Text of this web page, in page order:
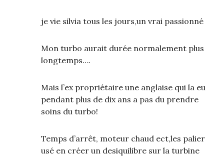
je vie silvia tous les jours,un vrai passionné
Mon turbo aurait durée normalement plus
longtemps….
Mais l’ex propriétaire une anglaise qui la eu
pendant plus de dix ans a pas du prendre
soins du turbo!
Temps d’arrêt, moteur chaud ect,les palier
usé en créer un desiquilibre sur la turbine